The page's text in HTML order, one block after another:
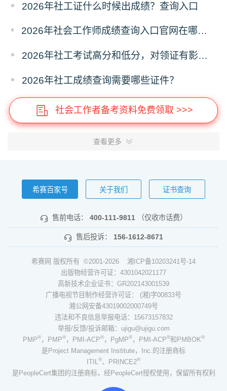
2026年社工证什么时候出成绩？查询入口
2026年社会工作师成绩查询入口官网在哪？怎么查询？
2026年社工考试高分和低分，对领证有影响吗？
2026年社工成绩查询需要哪些证件？
社会工作者备考资料免费领取 >>>
查看更多
希赛百家号 关于我们 证书查询
售前电话： 400-111-9811 （仅收市话费）
售后投诉： 156-1612-8671
希赛网 版权所有 ©2001-2026 湘ICP备10203241号-14
出版物经营许可证：4301042021177
高新技术企业证书：GR202143001539
广播电视节目制作经营许可证： (湘)字00833号
湘公网安备43019002000749号
违法和不良信息举报电话：15673157832
举报/反馈/投诉邮箱：ujigu@ujigu.com
PMP®，PMP®，PMI-ACP®，PgMP®，PMI-ACP®和PMBOK®
是Project Management Institute，Inc.的注册商标
ITIL®、PRINCE2®
是PeopleCert集团的注册商标，经PeopleCert授权使用，保留所有权利